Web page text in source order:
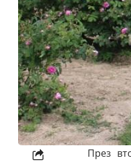
През